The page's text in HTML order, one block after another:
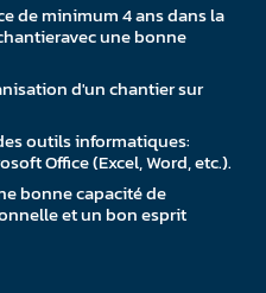
de minimum 4 ans dans la
une bonne
d'un chantier sur
outils informatiques:
Office (Excel, Word, etc.).
bonne capacité de
et un bon esprit